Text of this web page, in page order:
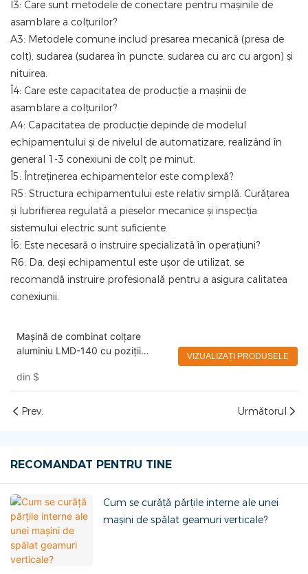
Î3: Care sunt metodele de conectare pentru mașinile de
asamblare a colțurilor?
A3: Metodele comune includ presarea mecanică (presa de
colț), sudarea (sudarea în puncte, sudarea cu arc cu argon) și
nituirea.
Î4: Care este capacitatea de producție a mașinii de
asamblare a colțurilor?
A4: Capacitatea de producție depinde de modelul
echipamentului și de nivelul de automatizare, realizând în
general 1-3 conexiuni de colț pe minut.
Î5: Întreținerea echipamentelor este complexă?
R5: Structura echipamentului este relativ simplă. Curățarea
și lubrifierea regulată a pieselor mecanice și inspecția
sistemului electric sunt suficiente.
Î6: Este necesară o instruire specializată în operațiuni?
R6: Da, deși echipamentul este ușor de utilizat, se
recomandă instruire profesională pentru a asigura calitatea
conexiunii.
Mașină de combinat colțare
aluminiu LMD-140 cu poziții
din $
VIZUALIZAȚI PRODUSELE
Prev. Următorul
RECOMANDAT PENTRU TINE
Cum se curăță părțile interne ale unei
mașini de spălat geamuri verticale?